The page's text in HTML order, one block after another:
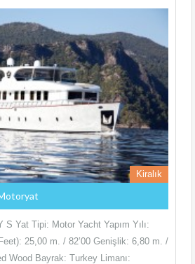
Kiralık
S Yat Tipi: Motor Yacht Yapım Yılı:
25,00 m. / 82’00 Genişlik: 6,80 m. /
Wood Bayrak: Turkey Limanı: